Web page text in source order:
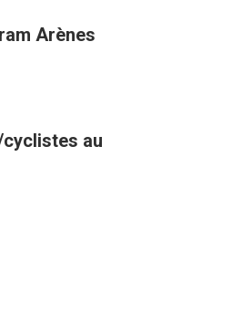
Arènes
au